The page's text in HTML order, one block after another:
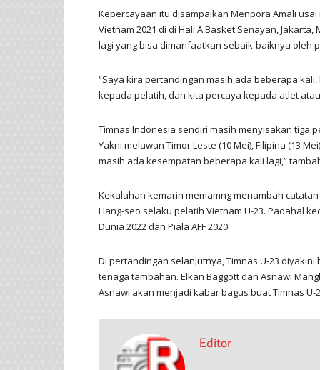
Kepercayaan itu disampaikan Menpora Amali
Vietnam 2021 di di Hall A Basket Senayan,
lagi yang bisa dimanfaatkan sebaik-baiknya oleh
“Saya kira pertandingan masih ada beberapa
kepada pelatih, dan kita percaya kepada atlet
Timnas Indonesia sendiri masih menyisakan tiga
Yakni melawan Timor Leste (10 Mei), Filipina (13
masih ada kesempatan beberapa kali lagi,”
Kekalahan kemarin memamng menambah
Hang-seo selaku pelatih Vietnam U-23. Padahal
Dunia 2022 dan Piala AFF 2020.
Di pertandingan selanjutnya, Timnas U-23
tenaga tambahan. Elkan Baggott dan Asnawi
Asnawi akan menjadi kabar bagus buat Timnas U-
Editor